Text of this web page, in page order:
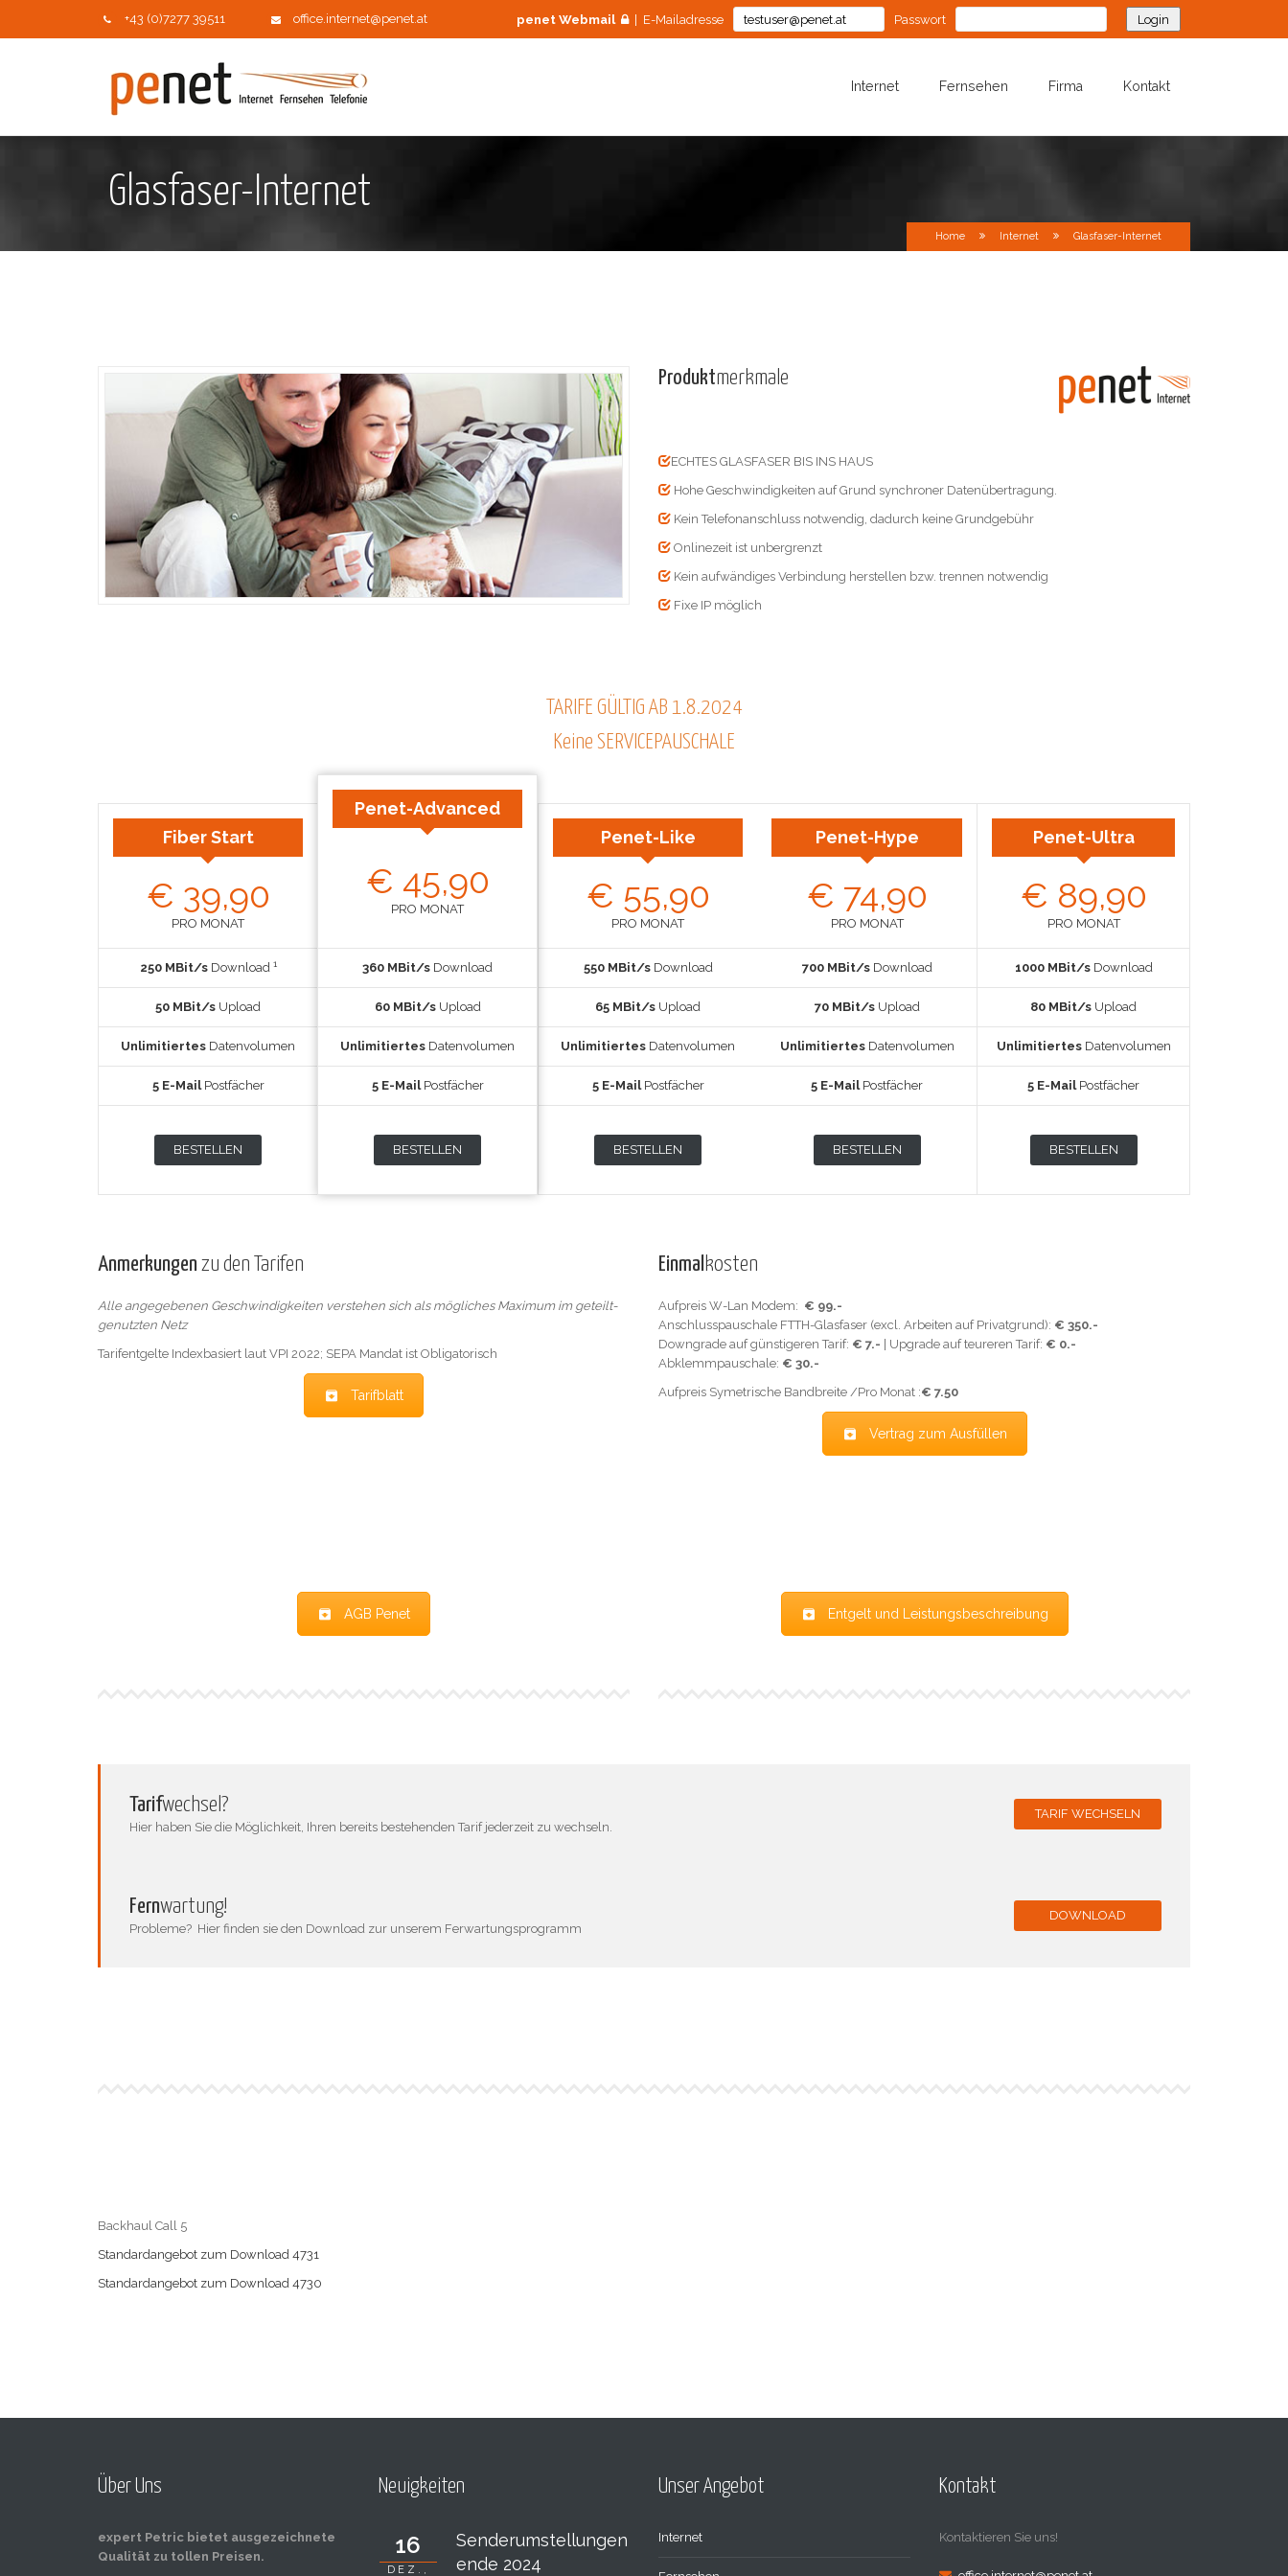
+43 (0)7277 39511 office.internet@penet.at penet Webmail | E-Mailadresse Passwort
Internet Fernsehen Firma Kontakt
Glasfaser-Internet
Home Internet Glasfaser-Internet
Produktmerkmale
ECHTES GLASFASER BIS INS HAUS
Hohe Geschwindigkeiten auf Grund synchroner Datenübertragung.
Kein Telefonanschluss notwendig, dadurch keine Grundgebühr
Onlinezeit ist unbergrenzt
Kein aufwändiges Verbindung herstellen bzw. trennen notwendig
Fixe IP möglich
TARIFE GÜLTIG AB 1.8.2024
Keine SERVICEPAUSCHALE
Fiber Start
€ 39,90
PRO MONAT
250 MBit/sDownload 1
50 MBit/s Upload
Unlimitiertes Datenvolumen
5 E-MailPostfächer
BESTELLEN
Penet-Advanced
€ 45,90
PRO MONAT
360 MBit/s Download
60 MBit/sUpload
Unlimitiertes Datenvolumen
5 E-MailPostfächer
BESTELLEN
Penet-Like
€ 55,90
PRO MONAT
550 MBit/sDownload
65 MBit/s Upload
Unlimitiertes Datenvolumen
5 E-MailPostfächer
BESTELLEN
Penet-Hype
€ 74,90
PRO MONAT
700 MBit/sDownload
70 MBit/sUpload
UnlimitiertesDatenvolumen
5 E-MailPostfächer
BESTELLEN
Penet-Ultra
€ 89,90
PRO MONAT
1000 MBit/sDownload
80 MBit/s Upload
UnlimitiertesDatenvolumen
5 E-MailPostfächer
BESTELLEN
Anmerkungen zu den Tarifen
Alle angegebenen Geschwindigkeiten verstehen sich als mögliches Maximum im geteilt-
genutzten Netz
Tarifentgelte Indexbasiert laut VPI 2022; SEPA Mandat ist Obligatorisch
Tarifblatt
Einmal kosten
Aufpreis W-Lan Modem: € 99.-
Anschlusspauschale FTTH-Glasfaser (excl. Arbeiten auf Privatgrund): € 350.-
Downgrade auf günstigeren Tarif: € 7.- | Upgrade auf teureren Tarif: € 0.-
Abklemmpauschale: € 30.-
Aufpreis Symetrische Bandbreite /Pro Monat :€ 7.50
Vertrag zum Ausfüllen
AGB Penet Entgelt und Leistungsbeschreibung
Tarifwechsel?
Hier haben Sie die Möglichkeit, Ihren bereits bestehenden Tarif jederzeit zu wechseln.
TARIF WECHSELN
Fernwartung!
Probleme? Hier finden sie den Download zur unserem Ferwartungsprogramm
DOWNLOAD
Backhaul Call 5
Standardangebot zum Download 4731
Standardangebot zum Download 4730
Über Uns
expert Petric bietet ausgezeichnete
Qualität zu tollen Preisen.
Neuigkeiten
16
DEZ.,
Senderumstellungen
ende 2024
Unser Angebot
Internet
Kontakt
Kontaktieren Sie uns!